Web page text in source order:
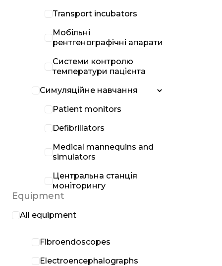
Transport incubators
Мобільні
рентгенографічні апарати
Системи контролю
температури пацієнта
Симуляційне навчання
Patient monitors
Defibrillators
Medical mannequins and
simulators
Центральна станція
моніторингу
Equipment
All equipment
Fibroendoscopes
Electroencephalographs